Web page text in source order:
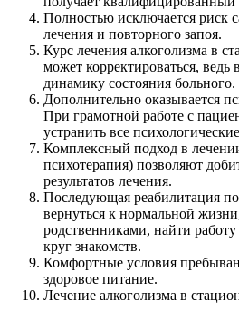
Полностью исключается риск
лечения и повторного запоя.
Курс лечения алкоголизма в
может корректироваться, ведь
динамику состояния больного.
Дополнительно оказывается
При грамотной работе с
устранить все
Комплексный подход в
психотерапия) позволяют
результатов лечения.
Последующая реабилитация
вернуться к нормальной
родственниками, найти
круг знакомств.
Комфортные условия
здоровое питание.
Лечение алкоголизма в